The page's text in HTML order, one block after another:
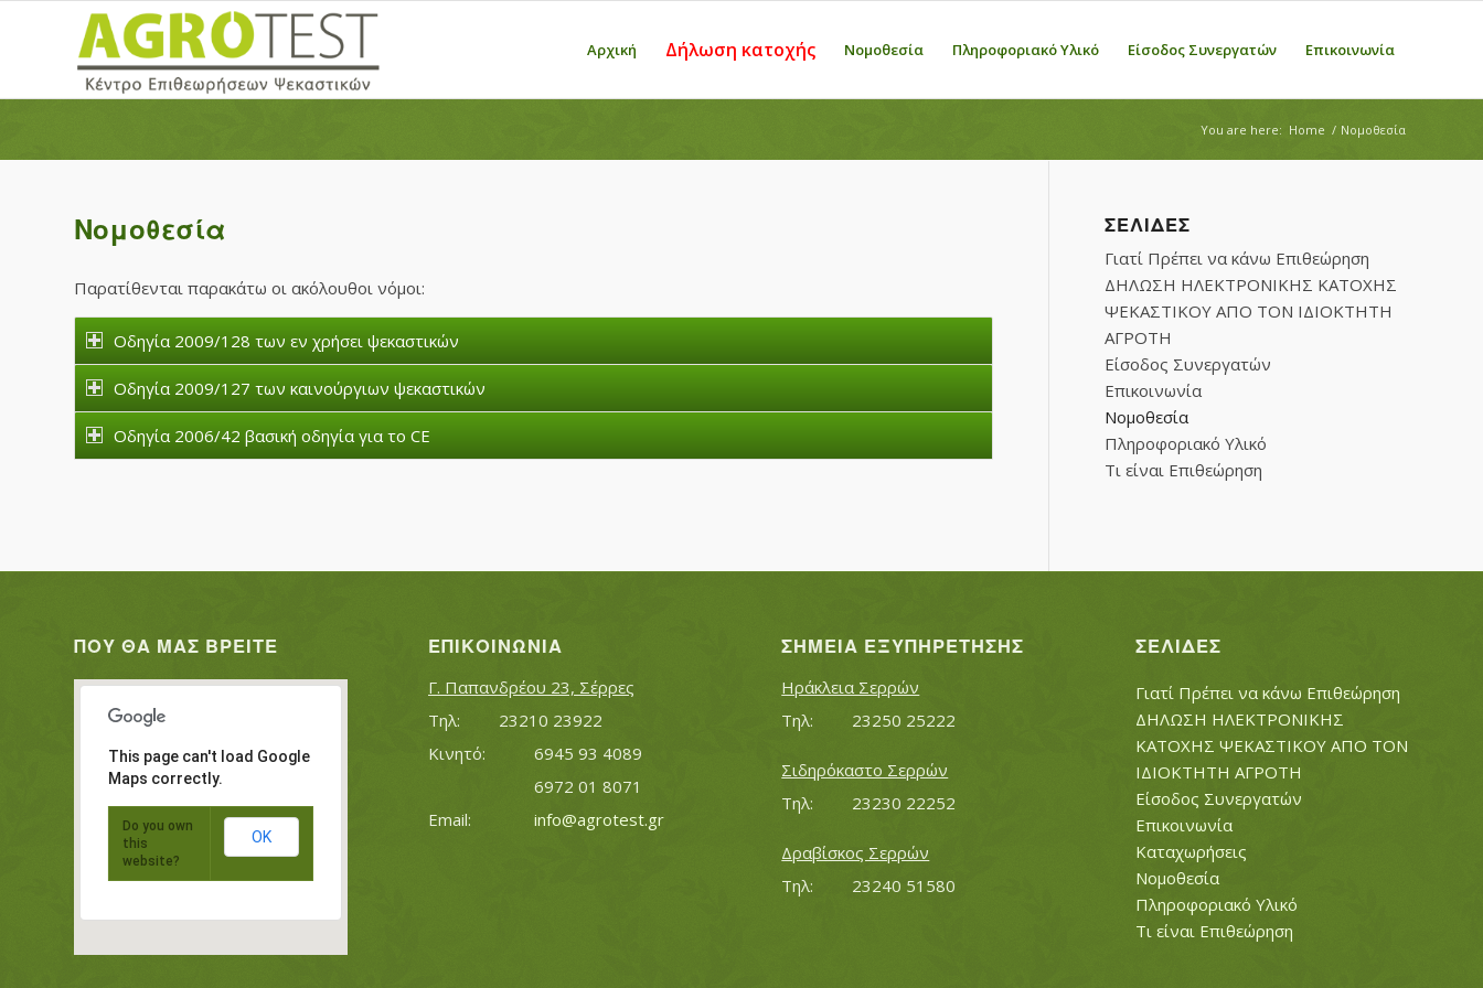
Αρχική Δήλωση κατοχής Νομοθεσία Πληροφοριακό Υλικό Είσοδος Συνεργατών Επικοινωνία
You are here: Home / Νομοθεσία
Νομοθεσία
Παρατίθενται παρακάτω οι ακόλουθοι νόμοι:
Οδηγία 2009/128 των εν χρήσει ψεκαστικών
Οδηγία 2009/127 των καινούργιων ψεκαστικών
Οδηγία 2006/42 βασική οδηγία για το CE
ΣΕΛΊΔΕΣ
Γιατί Πρέπει να κάνω Επιθεώρηση
ΔΗΛΩΣΗ ΗΛΕΚΤΡΟΝΙΚΗΣ ΚΑΤΟΧΗΣ
ΨΕΚΑΣΤΙΚΟΥ ΑΠΟ ΤΟΝ ΙΔΙΟΚΤΗΤΗ
ΑΓΡΟΤΗ
Είσοδος Συνεργατών
Επικοινωνία
Νομοθεσία
Πληροφοριακό Υλικό
Τι είναι Επιθεώρηση
ΠΟΥ ΘΑ ΜΑΣ ΒΡΕΊΤΕ
This page can't load Google
Maps correctly.
Do you own
this
website?
OK
ΕΠΙΚΟΙΝΩΝΊΑ
Γ. Παπανδρέου 23, Σέρρες
Τηλ:		23210 23922
Κινητό:		6945 93 4089
			6972 01 8071
info@agrotest.gr
ΣΗΜΕΊΑ ΕΞΥΠΗΡΈΤΗΣΗΣ
Ηράκλεια Σερρών
Τηλ:		23250 25222
Σιδηρόκαστο Σερρών
Τηλ:		23230 22252
Δραβίσκος Σερρών
Τηλ:		23240 51580
ΣΕΛΊΔΕΣ
Γιατί Πρέπει να κάνω Επιθεώρηση
ΔΗΛΩΣΗ ΗΛΕΚΤΡΟΝΙΚΗΣ
ΚΑΤΟΧΗΣ ΨΕΚΑΣΤΙΚΟΥ ΑΠΟ ΤΟΝ
ΙΔΙΟΚΤΗΤΗ ΑΓΡΟΤΗ
Είσοδος Συνεργατών
Επικοινωνία
Καταχωρήσεις
Νομοθεσία
Πληροφοριακό Υλικό
Τι είναι Επιθεώρηση